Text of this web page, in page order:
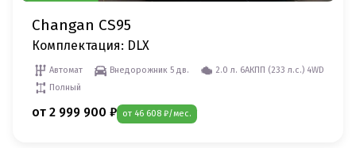
Changan CS95
Комплектация: DLX
Автомат Внедорожник 5 дв.
2.0 л. 6AКПП (233 л.c.) 4WD
Полный
от 2 999 900 ₽ от 46 608 ₽/мес.